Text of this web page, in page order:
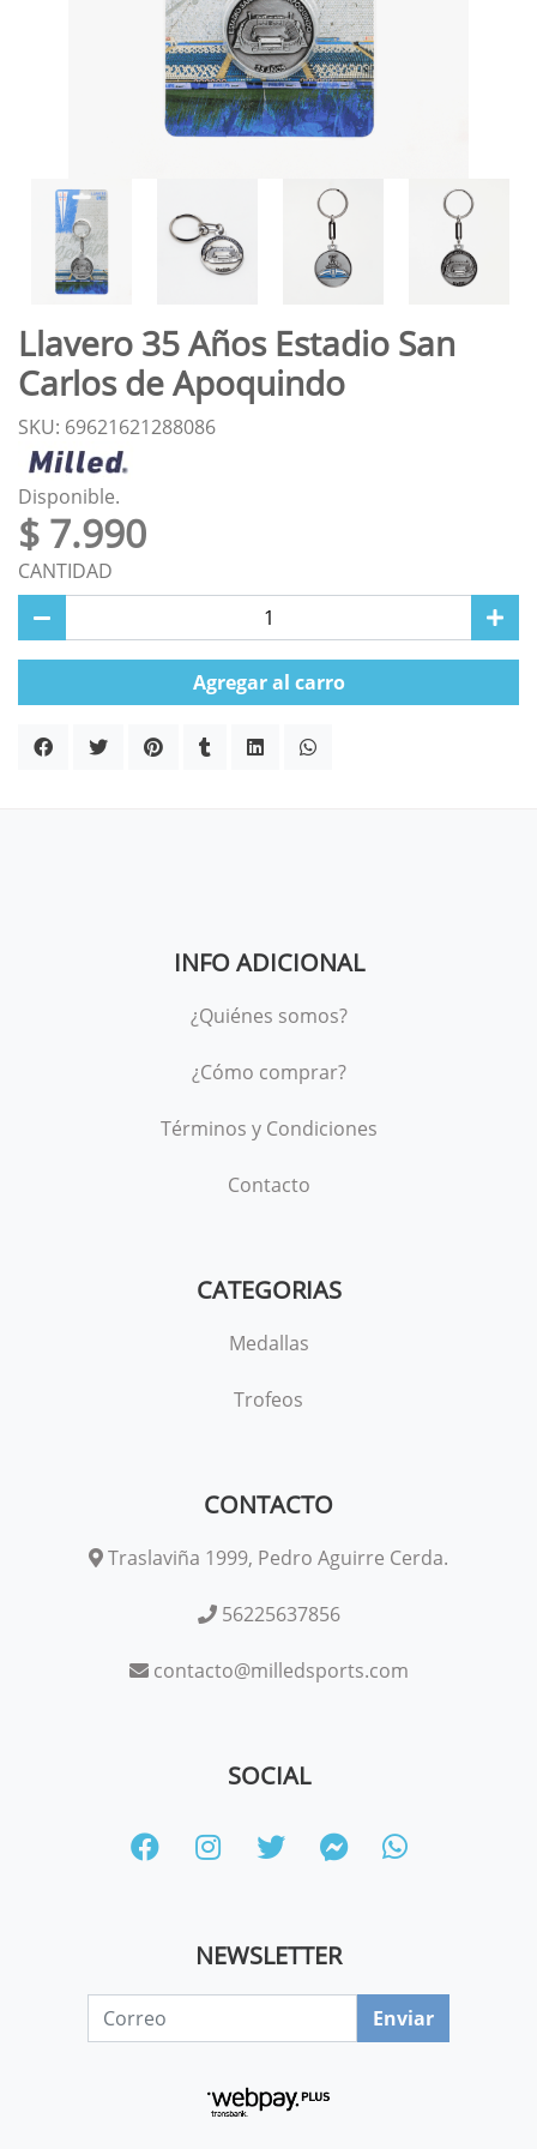
Llavero 35 Años Estadio San
Carlos de Apoquindo
SKU: 69621621288086
Disponible.
$ 7.990
CANTIDAD
Agregar al carro
INFO ADICIONAL
¿Quiénes somos?
¿Cómo comprar?
Términos y Condiciones
Contacto
CATEGORIAS
Medallas
Trofeos
CONTACTO
Traslaviña 1999, Pedro Aguirre Cerda.
56225637856
contacto@milledsports.com
SOCIAL
NEWSLETTER
Enviar